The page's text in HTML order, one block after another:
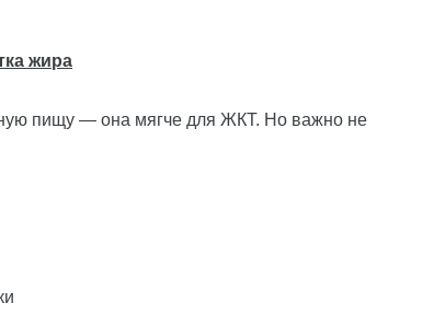
жира
пищу — она мягче для ЖКТ. Но важно не